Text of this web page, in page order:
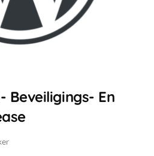
Beveiligings- En